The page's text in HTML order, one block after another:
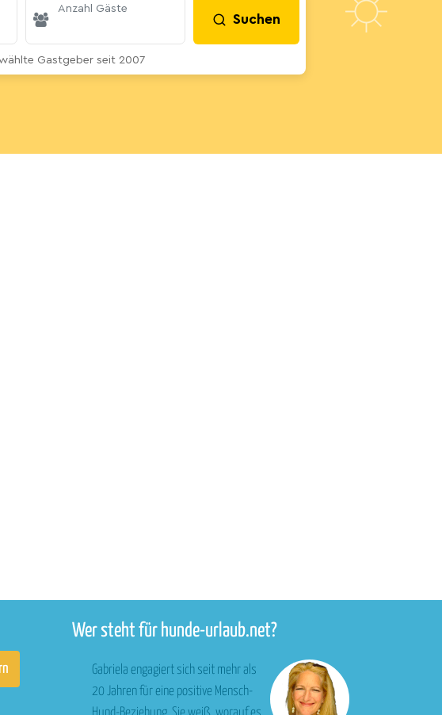
Anzahl Gäste
Suchen
Gastgeber seit 2007
Wer steht für hunde-urlaub.net?
Gabriela engagiert sich seit mehr als
20 Jahren für eine positive Mensch-